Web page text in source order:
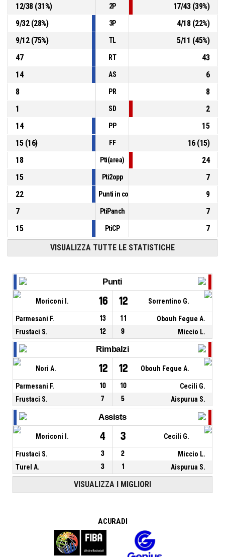
4, Nori A. P4 00:12
12/38(31%) 2P 17/43(39%)
9/32(28%) 3P 4/18(22%)
9/12(75%) TL 5/11 (45%)
47
RT
43
14
AS
6
8
PR
8
1
SD
2
14
PP
15
15(16) FF 16(15)
18
Pti(area)
24
15
Pti2opp
7
22
Punti in contropiede
9
7
PtiPanch
7
15
PtiCP 7
VISUALIZZA TUTTE LE STATISTICHE
Punti
Moriconi I. 16 12 Sorrentino G.
Parmesani F. 13 11
Obouh Fegue A.
Frustaci S.
12 9 Miccio L.
Rimbalzi
Nori A. 12 12 Obouh Fegue A.
Parmesani F. 10 10
Cecili G.
Frustaci S.
7 5 Aispurua S.
Assists
Moriconi I. 4 3 Cecili G.
Frustaci S. 3 2
Miccio L.
Turel A.
3 1 Aispurua S.
VISUALIZZA I MIGLIORI
A CURA DI